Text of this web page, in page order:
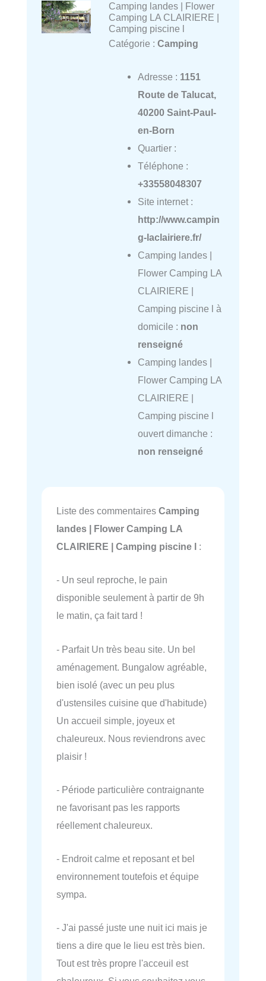
Camping landes | Flower
Camping LA CLAIRIERE |
Camping piscine l
Catégorie : Camping
Adresse : 1151
Route de Talucat,
40200 Saint-Paul-
en-Born
Quartier :
Téléphone :
+33558048307
Site internet :
http://www.campin
g-laclairiere.fr/
Camping landes |
Flower Camping LA
CLAIRIERE |
Camping piscine l à
domicile : non
renseigné
Camping landes |
Flower Camping LA
CLAIRIERE |
Camping piscine l
ouvert dimanche :
non renseigné
Liste des commentaires Camping
landes | Flower Camping LA
CLAIRIERE | Camping piscine l :
- Un seul reproche, le pain
disponible seulement à partir de 9h
le matin, ça fait tard !
- Parfait Un très beau site. Un bel
aménagement. Bungalow agréable,
bien isolé (avec un peu plus
d'ustensiles cuisine que d'habitude)
Un accueil simple, joyeux et
chaleureux. Nous reviendrons avec
plaisir !
- Période particulière contraignante
ne favorisant pas les rapports
réellement chaleureux.
- Endroit calme et reposant et bel
environnement toutefois et équipe
sympa.
- J'ai passé juste une nuit ici mais je
tiens a dire que le lieu est très bien.
Tout est très propre l'acceuil est